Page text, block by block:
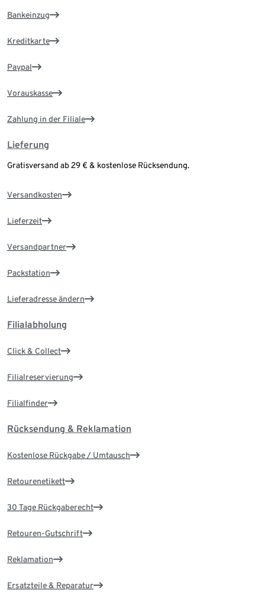
Bankeinzug
Kreditkarte
Paypal
Vorauskasse
Zahlung in der Filiale
Lieferung
Gratisversand ab 29 € & kostenlose Rücksendung.
Versandkosten
Lieferzeit
Versandpartner
Packstation
Lieferadresse ändern
Filialabholung
Click & Collect
Filialreservierung
Filialfinder
Rücksendung & Reklamation
Kostenlose Rückgabe / Umtausch
Retourenetikett
30 Tage Rückgaberecht
Retouren-Gutschrift
Reklamation
Ersatzteile & Reparatur